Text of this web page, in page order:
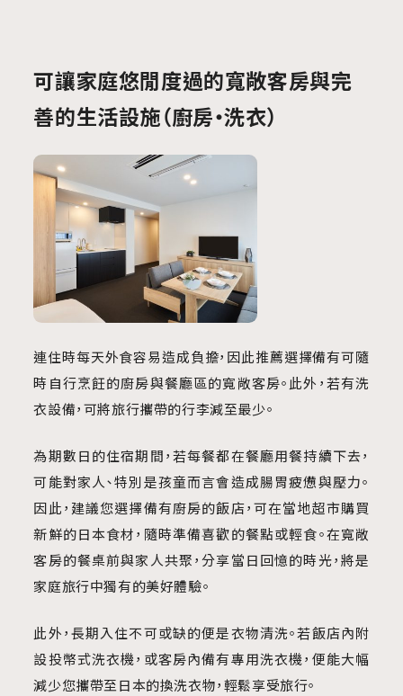
可讓家庭悠閒度過的寬敞客房與完
善的生活設施（廚房・洗衣）
連住時每天外食容易造成負擔，因此推薦選擇備有可隨
時自行烹飪的廚房與餐廳區的寬敞客房。此外，若有洗
衣設備，可將旅行攜帶的行李減至最少。
為期數日的住宿期間，若每餐都在餐廳用餐持續下去，
可能對家人、特別是孩童而言會造成腸胃疲憊與壓力。
因此，建議您選擇備有廚房的飯店，可在當地超市購買
新鮮的日本食材，隨時準備喜歡的餐點或輕食。在寬敞
客房的餐桌前與家人共聚，分享當日回憶的時光，將是
家庭旅行中獨有的美好體驗。
此外，長期入住不可或缺的便是衣物清洗。若飯店內附
設投幣式洗衣機，或客房內備有專用洗衣機，便能大幅
減少您攜帶至日本的換洗衣物，輕鬆享受旅行。